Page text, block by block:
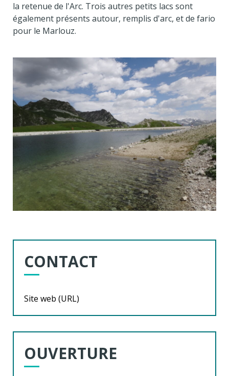
la retenue de l'Arc. Trois autres petits lacs sont
également présents autour, remplis d'arc, et de fario
pour le Marlouz.
CONTACT
Site web (URL)
OUVERTURE